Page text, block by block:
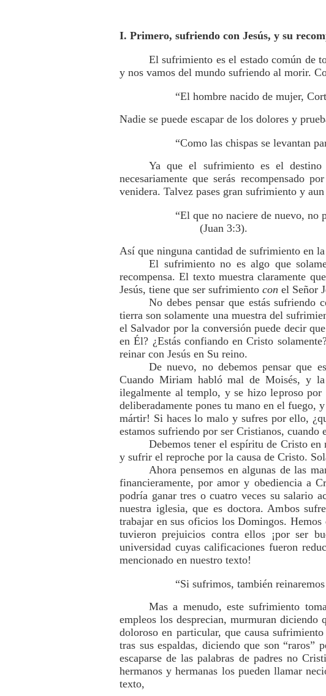
I. Primero, sufriendo con Jesús, y su
El sufrimiento es el estado común de
y nos vamos del mundo sufriendo al morir.
“El hombre nacido de mujer,
Nadie se puede escapar de los dolores y
“Como las chispas se levantan
Ya que el sufrimiento es el
necesariamente que serás recompensado
venidera. Talvez pases gran sufrimiento y
“El que no naciere de nuevo, no
(Juan 3:3).
Así que ninguna cantidad de sufrimiento en
El sufrimiento no es algo que
recompensa. El texto muestra claramente
Jesús, tiene que ser sufrimiento con el Señor
No debes pensar que estás
tierra son solamente una muestra del
el Salvador por la conversión puede decir
en Él? ¿Estás confiando en Cristo
reinar con Jesús en Su reino.
De nuevo, no debemos pensar que
Cuando Miriam habló mal de Moisés, y
ilegalmente al templo, y se hizo leproso
deliberadamente pones tu mano en el fuego,
mártir! Si haces lo malo y sufres por ello,
estamos sufriendo por ser Cristianos,
Debemos tener el espíritu de Cristo
y sufrir el reproche por la causa de Cristo.
Ahora pensemos en algunas de las
financieramente, por amor y obediencia a
podría ganar tres o cuatro veces su salario
nuestra iglesia, que es doctora. Ambos
trabajar en sus oficios los Domingos. Hemos
tuvieron prejuicios contra ellos ¡por ser
universidad cuyas calificaciones fueron
mencionado en nuestro texto!
“Si sufrimos, también
Mas a menudo, este sufrimiento
empleos los desprecian, murmuran
doloroso en particular, que causa
tras sus espaldas, diciendo que son “raros”
escaparse de las palabras de padres no
hermanos y hermanas los pueden llamar
texto,